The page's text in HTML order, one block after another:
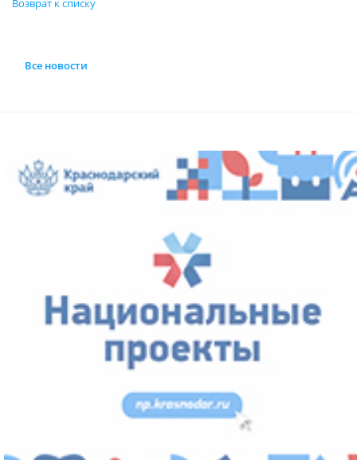
Возврат к списку
Все новости